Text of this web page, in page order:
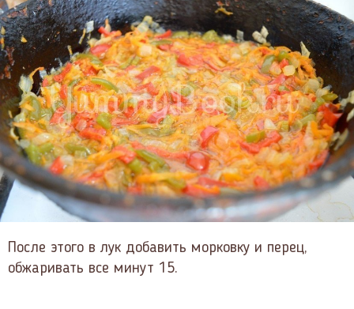
После этого в лук добавить морковку и перец,
обжаривать все минут 15.